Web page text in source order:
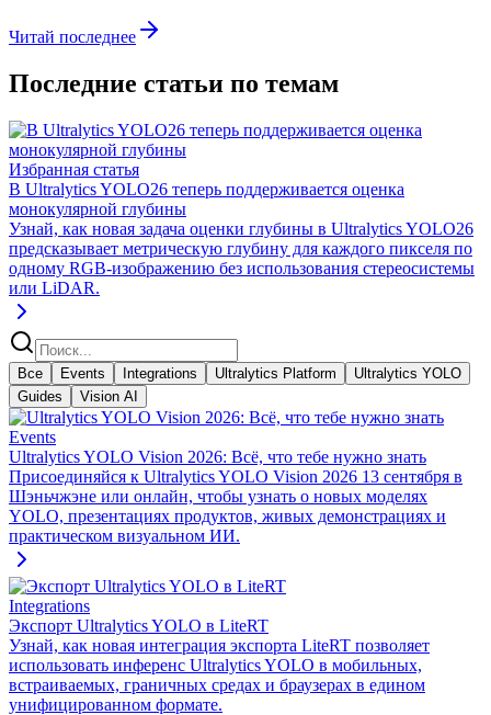
Читай последнее
Последние статьи по темам
Избранная статья
В Ultralytics YOLO26 теперь поддерживается оценка
монокулярной глубины
Узнай, как новая задача оценки глубины в Ultralytics YOLO26
предсказывает метрическую глубину для каждого пикселя по
одному RGB-изображению без использования стереосистемы
или LiDAR.
Все Events Integrations Ultralytics Platform
Ultralytics YOLO
Guides
Vision AI
Events
Ultralytics YOLO Vision 2026: Всё, что тебе нужно знать
Присоединяйся к Ultralytics YOLO Vision 2026 13 сентября в
Шэньчжэне или онлайн, чтобы узнать о новых моделях
YOLO, презентациях продуктов, живых демонстрациях и
практическом визуальном ИИ.
Integrations
Экспорт Ultralytics YOLO в LiteRT
Узнай, как новая интеграция экспорта LiteRT позволяет
использовать инференс Ultralytics YOLO в мобильных,
встраиваемых, граничных средах и браузерах в едином
унифицированном формате.